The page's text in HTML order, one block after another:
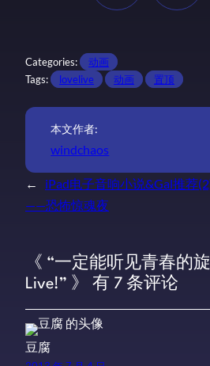
Categories:
动画
Tags:
lovelive 动画 置顶
本文作者:
windchaos
←
iPad电子音响小说&Gal推荐
——恐怖惊魂夜
《 “一定能听见青春的
Live!” 》 有 7 条评论
豆腐